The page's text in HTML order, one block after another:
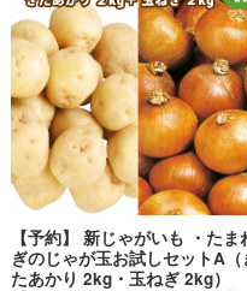
【予約】 新じゃがいも ・たま
ぎのじゃが玉お試しセットA（
たあかり 2kg・玉ねぎ 2kg）